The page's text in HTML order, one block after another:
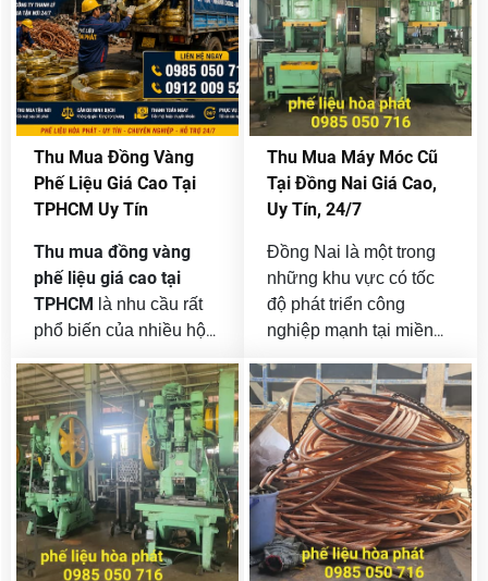
thanh lý.
Hòa Phát là đơn vị
chuyên thu mua máy
tính cũ giá cao tại
TPHCMvới quy trình
nhanh gọn, định giá
minh bạch và hỗ trợ thu
mua tận nơi trên toàn
thành phố.
Thu Mua Đồng Vàng
Phế Liệu Giá Cao Tại
TPHCM Uy Tín
Thu mua đồng vàng
phế liệu giá cao tại
TPHCM
là nhu cầu rất
phổ biến của nhiều hộ
công trình xây dựng,
nhà máy sản xuất, cửa
hàng điện nước và các
đơn vị thanh lý vật tư
cũ. Đồng vàng tuy
không có giá trị cao
bằng đồng đỏ nhưng lại
là loại phế liệu kim loại
Thu Mua Máy Móc Cũ
Tại Đồng Nai Giá Cao,
Uy Tín, 24/7
Đồng Nai là một trong
những khu vực có tốc
độ phát triển công
nghiệp mạnh tại miền
xưởng sản xuất, công ty
cơ khí, xí nghiệp chế
biến, kho bãi và khu
công nghiệp hoạt động
liên tục mỗi ngày. Chính
vì vậy, sau một thời gian
sử dụng, nhu cầuthanh
lý máy móc cũ, dây